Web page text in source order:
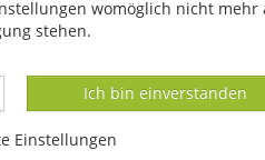
womöglich nicht mehr
stehen.
Datenverarbeitung -
Ich bin einverstanden
-
Einstellungen